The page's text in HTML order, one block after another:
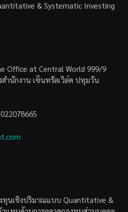
& Systematic Investing
Office at Central World 999/9
ำนักงาน เซ็นทรัลเวิล์ด ปทุมวัน
ทุนเชิงปริมาณแบบ Quantitative &